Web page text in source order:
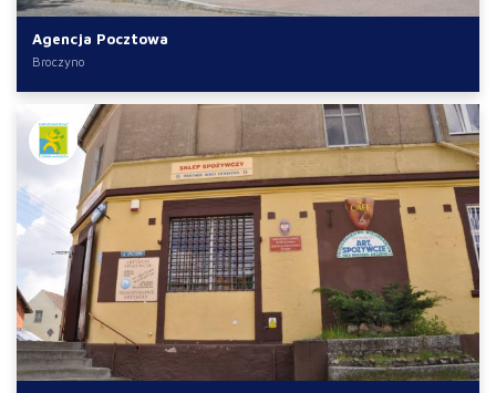
Agencja Pocztowa
Broczyno